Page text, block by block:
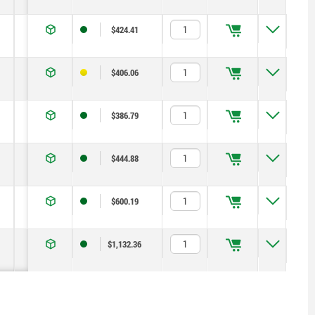
8 0,8
$424.41
10 1
$406.06
13 1,3
$386.79
14 1,8
$444.88
19 2,3
$600.19
22 2,8
$1,132.36